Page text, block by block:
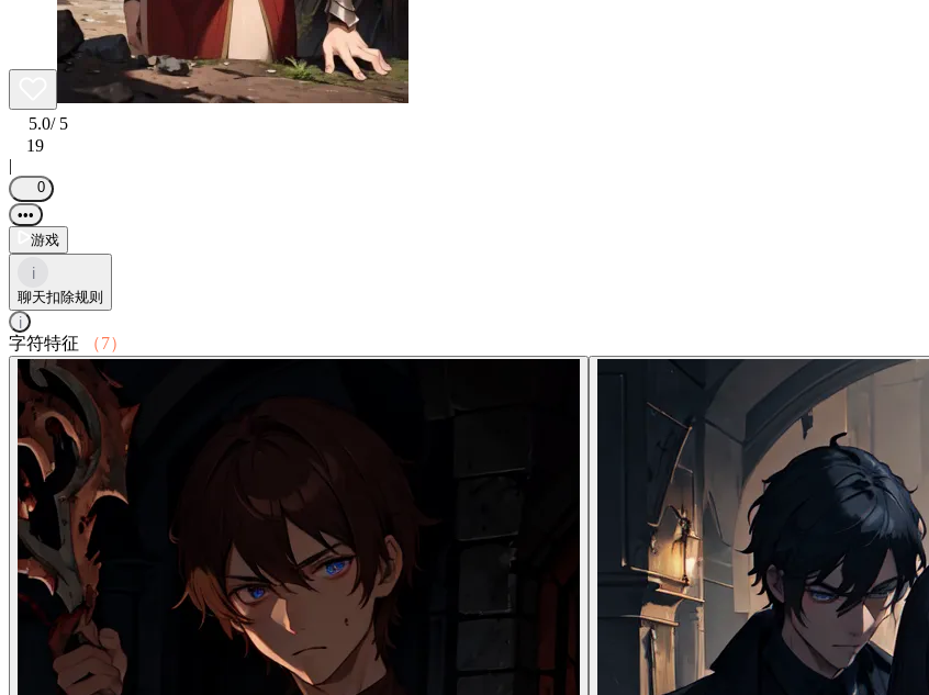
5.0/ 5
19
|
0
•••
游戏
i
聊天扣除规则
i
字符特征
（7）